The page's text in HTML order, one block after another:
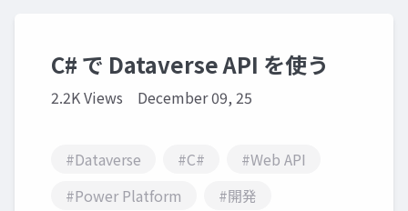
C# で Dataverse API を使う
2.2K Views December 09, 25
#Dataverse #C#
#Web API
#Power Platform
#開発